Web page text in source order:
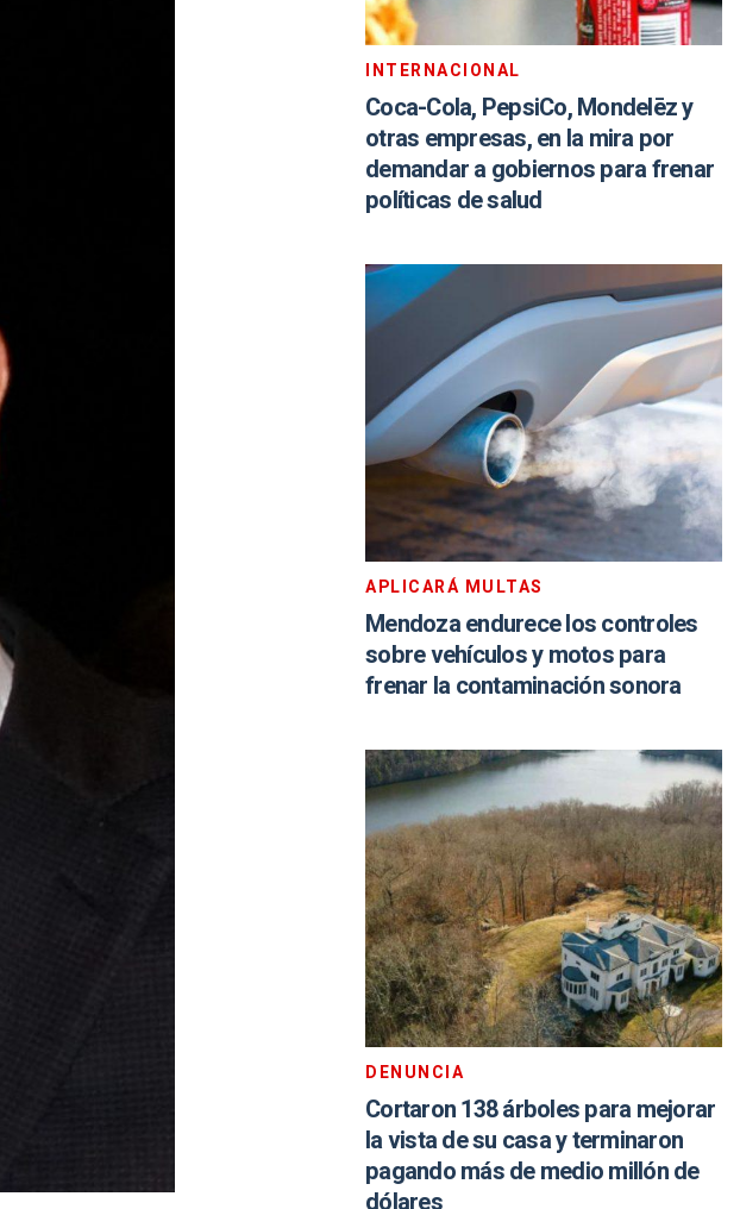
INTERNACIONAL
Coca-Cola, PepsiCo, Mondelēz y
otras empresas, en la mira por
demandar a gobiernos para frenar
políticas de salud
APLICARÁ MULTAS
Mendoza endurece los controles
sobre vehículos y motos para
frenar la contaminación sonora
DENUNCIA
Cortaron 138 árboles para mejorar
la vista de su casa y terminaron
pagando más de medio millón de